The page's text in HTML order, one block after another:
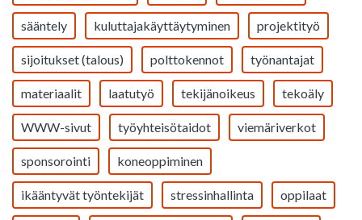
sääntely kuluttajakäyttäytyminen projektityö
sijoitukset (talous) polttokennot työnantajat
materiaalit laatutyö tekijänoikeus tekoäly
WWW-sivut työyhteisötaidot viemäriverkot
sponsorointi koneoppiminen
ikääntyvät työntekijät stressinhallinta oppilaat